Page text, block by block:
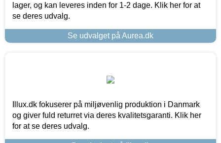
lager, og kan leveres inden for 1-2 dage. Klik her for at
se deres udvalg.
Se udvalget på Aurea.dk
Illux.dk fokuserer på miljøvenlig produktion i Danmark
og giver fuld returret via deres kvalitetsgaranti. Klik her
for at se deres udvalg.